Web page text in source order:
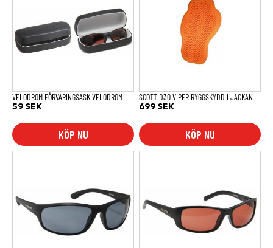
VELODROM FÖRVARINGSASK VELODROM
59 SEK
KÖP NU
SCOTT D30 VIPER RYGGSKYDD I JACKAN
699 SEK
KÖP NU
alternativen
produktsidan